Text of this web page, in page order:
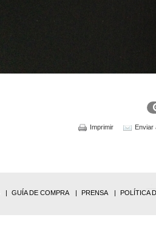
Enviar
Imprimir
GUÍA DE COMPRA PRENSA POLÍTICA